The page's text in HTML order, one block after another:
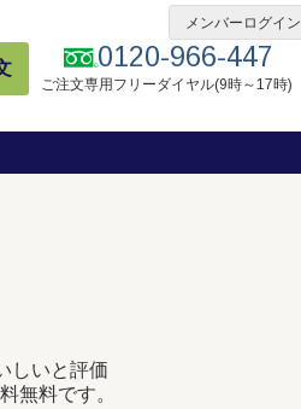
0120-966-447
ご注文専用フリーダイヤル(9時～17時)
メンバーログイン
しいと評価
無料です。